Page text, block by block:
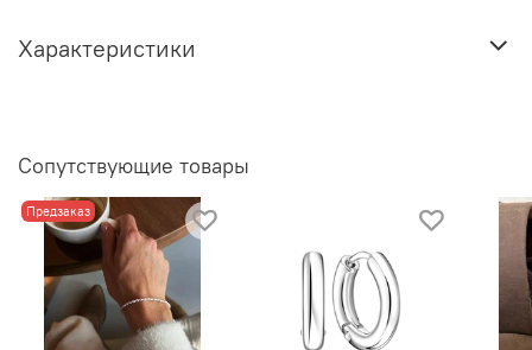
Характеристики
Сопутствующие товары
Предзаказ